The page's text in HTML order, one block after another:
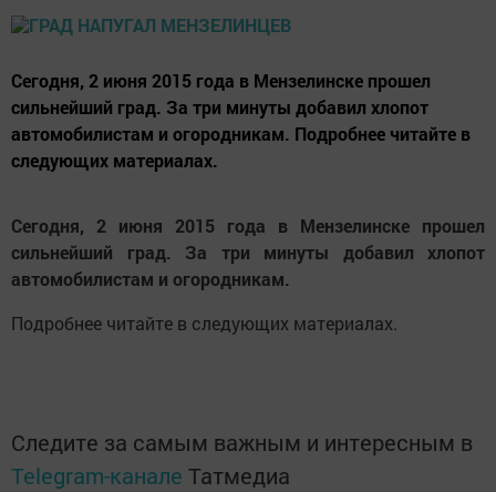
Сегодня, 2 июня 2015 года в Мензелинске прошел
сильнейший град. За три минуты добавил хлопот
автомобилистам и огородникам. Подробнее читайте в
следующих материалах.
Сегодня, 2 июня 2015 года в Мензелинске прошел
сильнейший град. За три минуты добавил хлопот
автомобилистам и огородникам.
Подробнее читайте в следующих материалах.
Следите за самым важным и интересным в
Telegram-канале Татмедиа